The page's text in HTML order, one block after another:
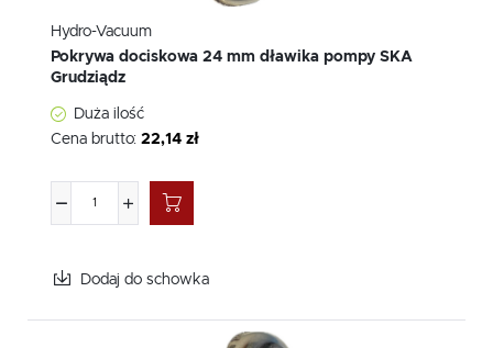
Hydro-Vacuum
Pokrywa dociskowa 24 mm dławika pompy SKA
Grudziądz
Duża ilość
Cena brutto: 22,14 zł
Dodaj do schowka